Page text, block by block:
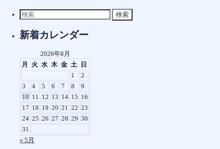
ル
ー
プ
検
索
対
象:
新着カレンダー
2026年8月
月
火 水 木 金 土
日
1
2
3
4 5 6 7 8
9
10 11 12 13 14 15 16
17 18 19 20 21 22 23
24 25 26 27 28 29 30
31
« 5月